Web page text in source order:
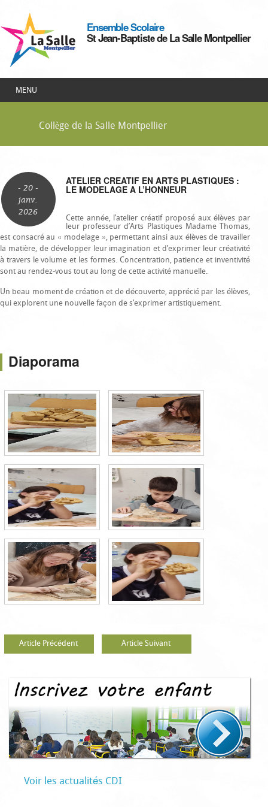
Ensemble Scolaire
St Jean-Baptiste de La Salle Montpellier
MENU
Collège de la Salle Montpellier
- 20 -
janv.
2026
ATELIER CREATIF EN ARTS PLASTIQUES :
LE MODELAGE A L’HONNEUR
Cette année, l’atelier créatif proposé aux élèves par
leur professeur d’Arts Plastiques Madame Thomas,
est consacré au « modelage », permettant ainsi aux élèves de travailler
la matière, de développer leur imagination et d’exprimer leur créativité
à travers le volume et les formes. Concentration, patience et inventivité
sont au rendez-vous tout au long de cette activité manuelle.
Un beau moment de création et de découverte, apprécié par les élèves,
qui explorent une nouvelle façon de s’exprimer artistiquement.
Diaporama
Article Précédent Article Suivant
Voir les actualités CDI